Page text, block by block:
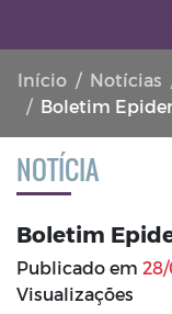
Início Notícias
Boletim
NOTÍCIA
Boletim
Publicado em 28/
Visualizações